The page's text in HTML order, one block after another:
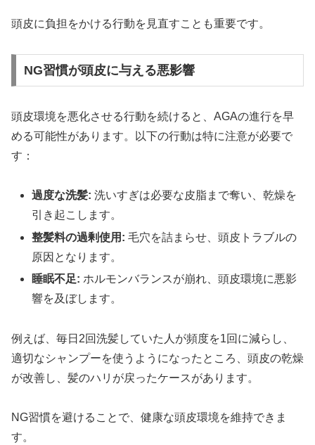
頭皮に負担をかける行動を見直すことも重要です。
NG習慣が頭皮に与える悪影響
頭皮環境を悪化させる行動を続けると、AGAの進行を早
める可能性があります。以下の行動は特に注意が必要で
す：
過度な洗髪: 洗いすぎは必要な皮脂まで奪い、乾燥を
引き起こします。
整髪料の過剰使用: 毛穴を詰まらせ、頭皮トラブルの
原因となります。
睡眠不足: ホルモンバランスが崩れ、頭皮環境に悪影
響を及ぼします。
例えば、毎日2回洗髪していた人が頻度を1回に減らし、
適切なシャンプーを使うようになったところ、頭皮の乾燥
が改善し、髪のハリが戻ったケースがあります。
NG習慣を避けることで、健康な頭皮環境を維持できま
す。